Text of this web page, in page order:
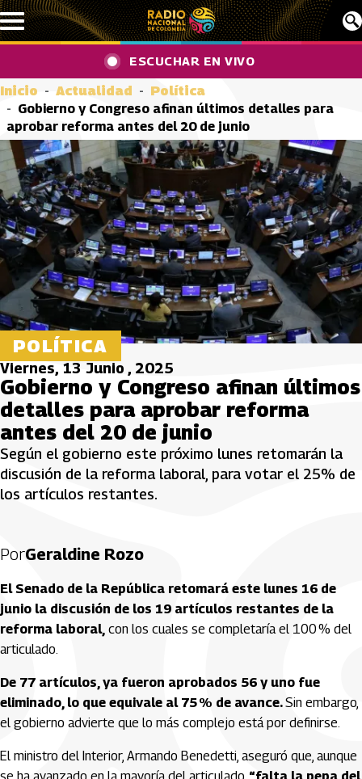
Pasar al contenido principal
ESCUCHAR EN VIVO
Inicio Actualidad
Política
Gobierno y Congreso afinan últimos detalles para
aprobar reforma antes del 20 de junio
POLÍTICA
Viernes, 13 Junio , 2025
Gobierno y Congreso afinan últimos
detalles para aprobar reforma
antes del 20 de junio
Según el gobierno este próximo lunes retomarán la
discusión de la reforma laboral, para votar el 25% de
los artículos restantes.
PorGeraldine Rozo
El Senado de la República retomará este lunes 16 de
junio la discusión de los 19 artículos restantes de la
reforma laboral, con los cuales se completaría el 100 % del
articulado.
De 77 artículos, ya fueron aprobados 56 y uno fue
eliminado, lo que equivale al 75 % de avance.Sin embargo,
el gobierno advierte que lo más complejo está por definirse.
El ministro del Interior, Armando Benedetti, aseguró que, aunque